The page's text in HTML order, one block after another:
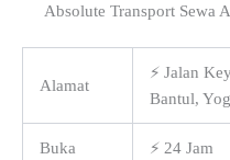
Absolute Transport Sewa
Alamat
⚡ Jalan
Bantul,
Buka ⚡ 24 Jam